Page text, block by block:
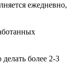
ежедневно,
более 2-3